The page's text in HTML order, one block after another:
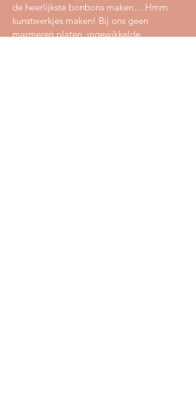
de heerlijkste bonbons maken….Hmm
kunstwerkjes maken! Bij ons geen
marmeren platen, ingewikkelde